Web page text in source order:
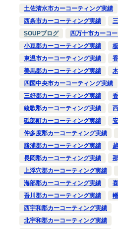
土佐清水市カーコーティング実績
西条市カーコーティング実績
SOUPブログ
四万十市カーコ
小豆郡カーコーティング実績
東温市カーコーティング実績
美馬郡カーコーティング実績
四国中央市カーコーティング実績
三好郡カーコーティング実績
綾歌郡カーコーティング実績
砥部町カーコーティング実績
仲多度郡カーコーティング実績
勝浦郡カーコーティング実績
長岡郡カーコーティング実績
上浮穴郡カーコーティング実績
海部郡カーコーティング実績
吾川郡カーコーティング実績
西宇和郡カーコーティング実績
北宇和郡カーコーティング実績